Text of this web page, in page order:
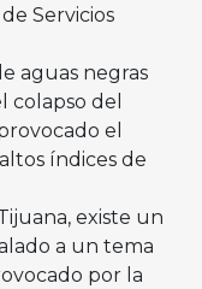
Servicios
aguas negras
colapso del
el
índices de
existe un
a un tema
por la